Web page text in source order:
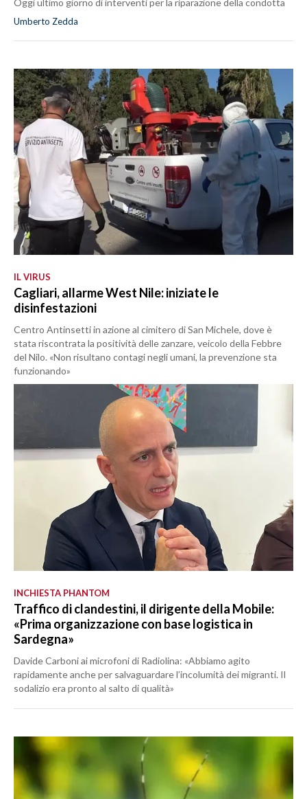
Oggi ultimo giorno di interventi per la riparazione della condotta
Umberto Zedda
IL VIRUS
Cagliari, allarme West Nile: iniziate le
disinfestazioni
Centro Antinsetti in azione al cimitero di San Michele, dove è
stata riscontrata la positività delle zanzare, veicolo della Febbre
del Nilo. «Non risultano contagi negli umani, la prevenzione sta
funzionando»
INCHIESTA PHANTOM
Traffico di clandestini, il dirigente della Mobile:
«Prima organizzazione con base logistica in
Sardegna»
Davide Carboni ai microfoni di Radiolina: «Abbiamo agito
rapidamente anche per salvaguardare l’incolumità dei migranti. Il
sodalizio era pronto al salto di qualità»